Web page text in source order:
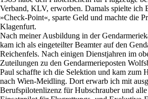
Verband, KLV, erworben. Damals spielte ich
»Check-Point«, sparte Geld und machte die
Klagenfurt.
Nach meiner Ausbildung in der
kam ich als eingeteilter Beamter auf den
Reichenfels. Nach einigen Dienstjahren im
Zuteilungen zu den Gendarmerieposten
Paul schaffte ich die Selektion und kam zum
nach Wien-Meidling. Dort erwarb ich mit
Berufspilotenlizenz für Hubschrauber und